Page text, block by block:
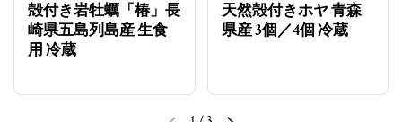
殻付き岩牡蠣「椿」長
崎県五島列島産 生食
用 冷蔵
天然殻付きホヤ 青森
県産 3個／4個 冷蔵